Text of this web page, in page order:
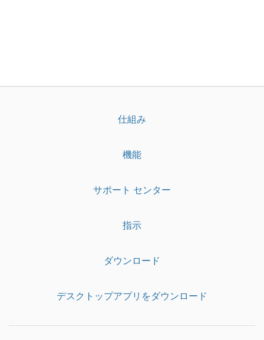
仕組み
機能
サポート センター
指示
ダウンロード
デスクトップアプリをダウンロード